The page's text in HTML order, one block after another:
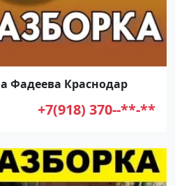
Фадеева Краснодар
+7(918) 370--**-**